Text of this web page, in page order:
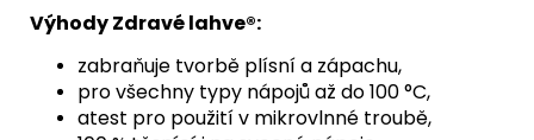
Výhody Zdravé lahve®:
zabraňuje tvorbě plísní a zápachu,
pro všechny typy nápojů až do 100 °C,
atest pro použití v mikrovlnné troubě,